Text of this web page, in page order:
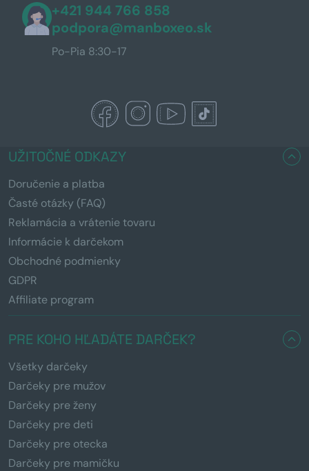
+421 944 766 858
podpora@manboxeo.sk
Po-Pia 8:30-17
UŽITOČNÉ ODKAZY
Doručenie a platba
Časté otázky (FAQ)
Reklamácia a vrátenie tovaru
Informácie k darčekom
Obchodné podmienky
GDPR
Affiliate program
PRE KOHO HĽADÁTE DARČEK?
Všetky darčeky
Darčeky pre mužov
Darčeky pre ženy
Darčeky pre deti
Darčeky pre otecka
Darčeky pre mamičku